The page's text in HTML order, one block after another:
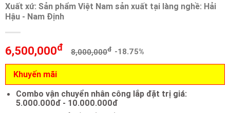
Xuất xứ: Sản phẩm Việt Nam sản xuất tại làng nghề: Hải
Hậu - Nam Định
6,500,000đ 8,000,000đ -18.75%
Khuyến mãi
Combo vận chuyển nhân công lắp đặt trị giá:
5.000.000đ - 10.000.000đ